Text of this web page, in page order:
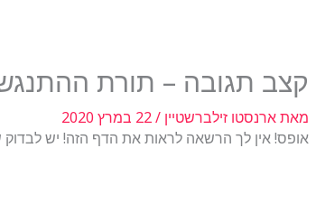
קצב תגובה – תורת
מאתארנסטו זילברשטיין /22 במרץ 2020
אופס! אין לך הרשאה לראות את הדף הזה! יש לבדוק